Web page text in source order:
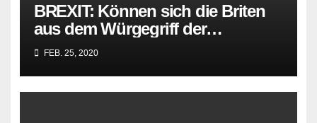
BREXIT: Können sich die Briten
aus dem Würgegriff der
parasitären EU-Mafia befreien?
FEB. 25, 2020